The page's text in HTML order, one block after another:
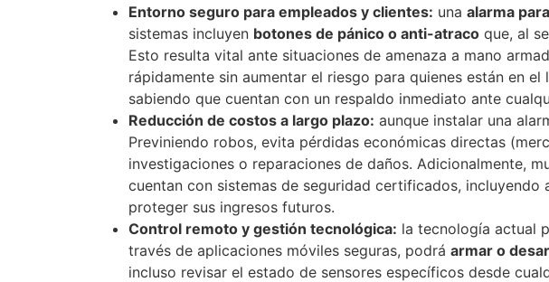
Entorno seguro para empleados y clientes: una alarma
sistemas incluyen botones de pánico o anti-atraco que, al
Esto resulta vital ante situaciones de amenaza a mano
rápidamente sin aumentar el riesgo para quienes están en
sabiendo que cuentan con un respaldo inmediato ante
Reducción de costos a largo plazo: aunque instalar una
Previniendo robos, evita pérdidas económicas directas
investigaciones o reparaciones de daños. Adicionalmente,
cuentan con sistemas de seguridad certificados, incluyendo
proteger sus ingresos futuros.
Control remoto y gestión tecnológica: la tecnología actual
través de aplicaciones móviles seguras, podrá armar o
incluso revisar el estado de sensores específicos desde